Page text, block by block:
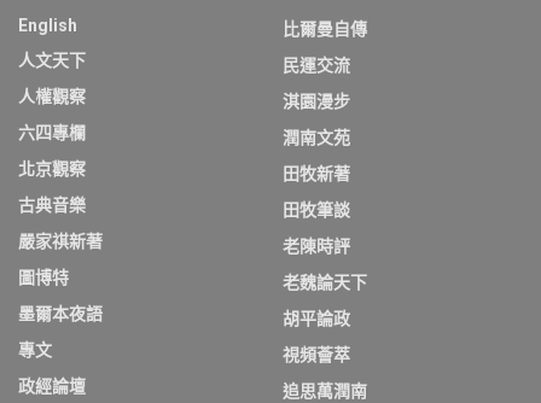
English
人文天下
人權觀察
六四專欄
北京觀察
古典音樂
嚴家祺新著
圖博特
墨爾本夜語
專文
政經論壇
比爾曼自傳
民運交流
淇園漫步
潤南文苑
田牧新著
田牧筆談
老陳時評
老魏論天下
胡平論政
視頻薈萃
追思萬潤南